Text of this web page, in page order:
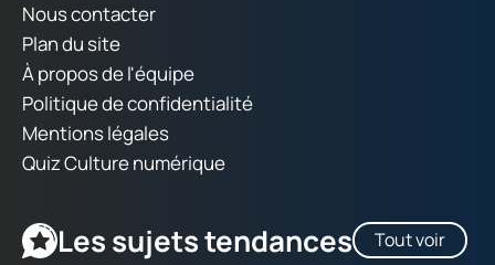
Nous contacter
Plan du site
À propos de l'équipe
Politique de confidentialité
Mentions légales
Quiz Culture numérique
Les sujets tendances Tout voir